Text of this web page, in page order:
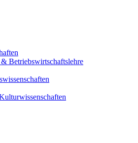
Betriebswirtschaftslehre